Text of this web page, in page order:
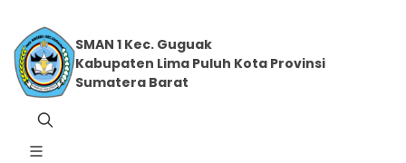
SMAN 1 Kec. Guguak
Kabupaten Lima Puluh Kota Provinsi
Sumatera Barat